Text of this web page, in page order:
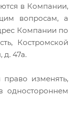
в Компании,
вопросам, а
Компании по
Костромской
д. 47а.
право изменять,
одностороннем